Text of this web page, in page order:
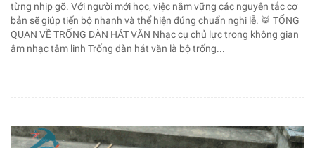
từng nhịp gõ. Với người mới học, việc nắm vững các nguyên tắc cơ
bản sẽ giúp tiến bộ nhanh và thể hiện đúng chuẩn nghi lễ. 🥁 TỔNG
QUAN VỀ TRỐNG DÀN HÁT VĂN Nhạc cụ chủ lực trong không gian
âm nhạc tâm linh Trống dàn hát văn là bộ trống...